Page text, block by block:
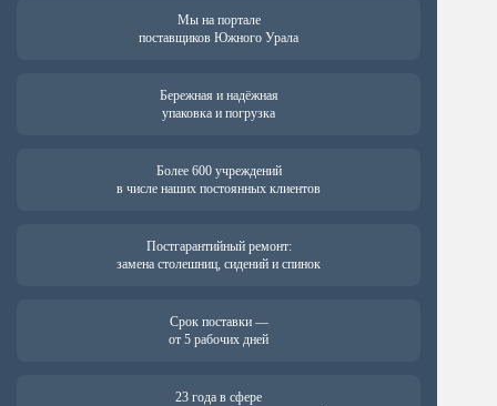
Мы на портале
поставщиков Южного Урала
Бережная и надёжная
упаковка и погрузка
Более 600 учреждений
в числе наших постоянных клиентов
Постгарантийный ремонт:
замена столешниц, сидений и спинок
Срок поставки —
от 5 рабочих дней
23 года в сфере